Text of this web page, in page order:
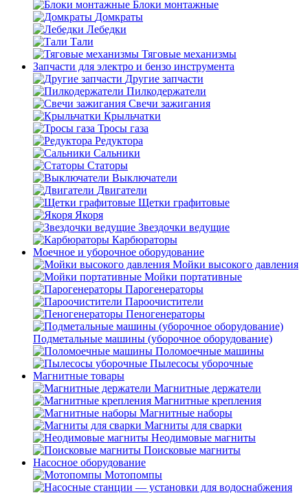
Блоки монтажные
Домкраты
Лебедки
Тали
Тяговые механизмы
Запчасти для электро и бензо инструмента
Другие запчасти
Пилкодержатели
Свечи зажигания
Крыльчатки
Тросы газа
Редуктора
Сальники
Статоры
Выключатели
Двигатели
Щетки графитовые
Якоря
Звездочки ведущие
Карбюраторы
Моечное и уборочное оборудование
Мойки высокого давления
Мойки портативные
Парогенераторы
Пароочистители
Пеногенераторы
Подметальные машины (уборочное оборудование)
Поломоечные машины
Пылесосы уборочные
Магнитные товары
Магнитные держатели
Магнитные крепления
Магнитные наборы
Магниты для сварки
Неодимовые магниты
Поисковые магниты
Насосное оборудование
Мотопомпы